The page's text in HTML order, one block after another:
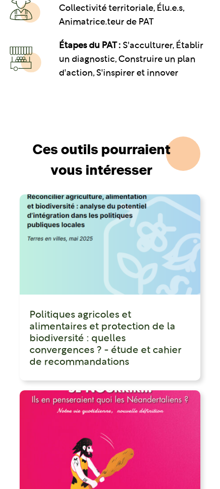
Collectivité territoriale, Élu.e.s,
Animatrice.teur de PAT
Étapes du PAT : S'acculturer, Établir
un diagnostic, Construire un plan
d'action, S'inspirer et innover
Ces outils pourraient
vous intéresser
Politiques agricoles et
alimentaires et protection de la
biodiversité : quelles
convergences ? - étude et cahier
de recommandations